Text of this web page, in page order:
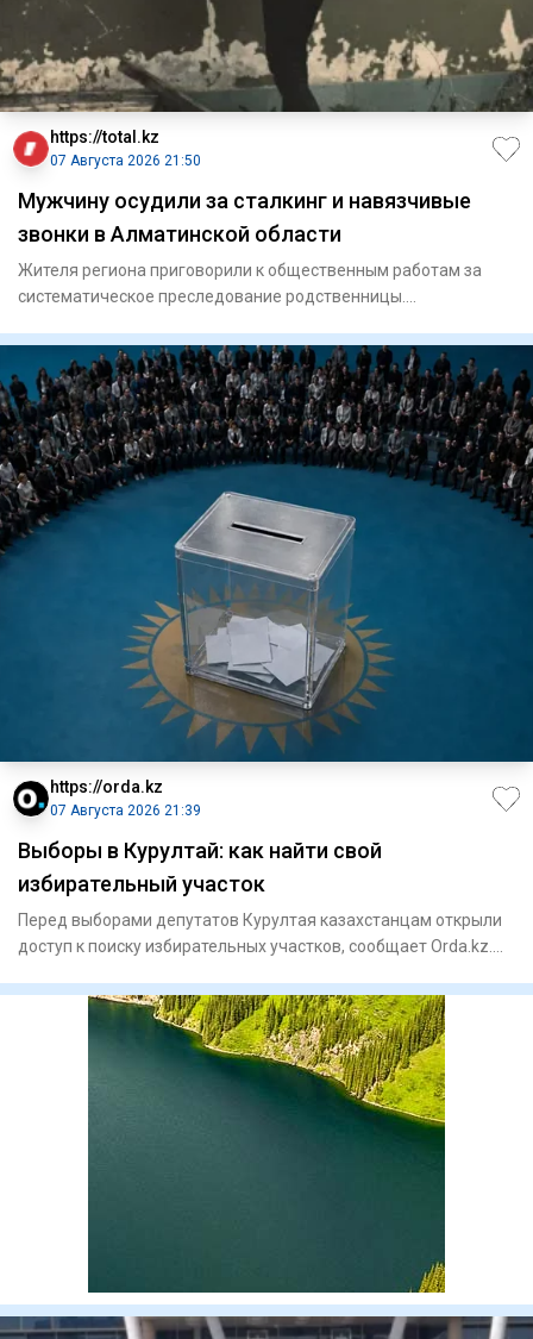
https://total.kz
07 Августа 2026 21:50
Мужчину осудили за сталкинг и навязчивые
звонки в Алматинской области
Жителя региона приговорили к общественным работам за
систематическое преследование родственницы.
https://orda.kz
07 Августа 2026 21:39
Выборы в Курултай: как найти свой
избирательный участок
Перед выборами депутатов Курултая казахстанцам открыли
доступ к поиску избирательных участков, сообщает Orda.kz.